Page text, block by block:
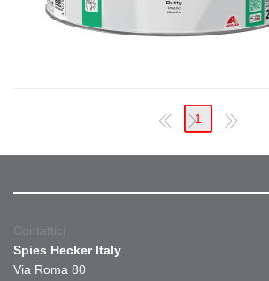
1
Contattici
Spies Hecker Italy
Via Roma 80